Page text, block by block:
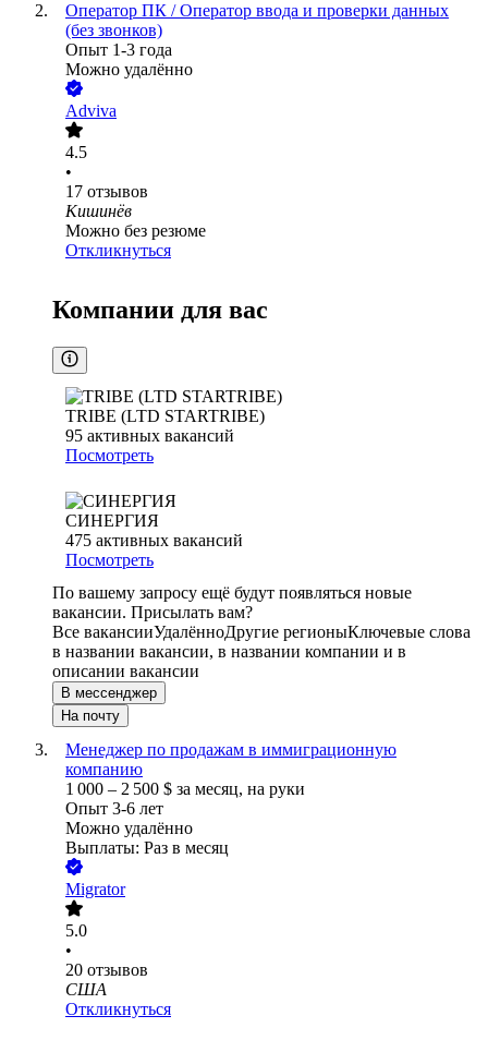
Оператор ПК / Оператор ввода и проверки данных
(без звонков)
Опыт 1-3 года
Можно удалённо
Adviva
4.5
•
17 отзывов
Кишинёв
Можно без резюме
Откликнуться
Компании для вас
TRIBE (LTD STARTRIBE)
95 активных вакансий
Посмотреть
СИНЕРГИЯ
475 активных вакансий
Посмотреть
По вашему запросу ещё будут появляться новые
вакансии. Присылать вам?
Все вакансииУдалённоДругие регионыКлючевые слова
в названии вакансии, в названии компании и в
описании вакансии
В мессенджер
На почту
Менеджер по продажам в иммиграционную
компанию
1 000 – 2 500 $ за месяц, на руки
Опыт 3-6 лет
Можно удалённо
Выплаты: Раз в месяц
Migrator
5.0
•
20 отзывов
США
Откликнуться